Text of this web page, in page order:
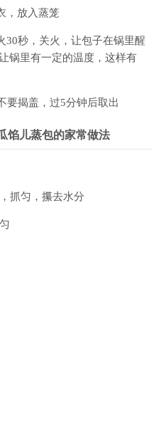
，放入蒸笼
30秒，关火，让包子在锅里醒
锅里有一定的温度，这样有
要揭盖，过5分钟后取出
馅儿蒸包的家常做法
抓匀，攥去水分